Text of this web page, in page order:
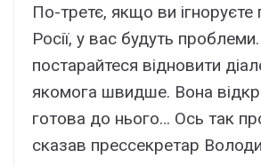
По-третє, якщо ви
Росії, у вас будуть
постарайтеся відновити
якомога швидше. Вона
готова до нього… Ось так
сказав прессекретар